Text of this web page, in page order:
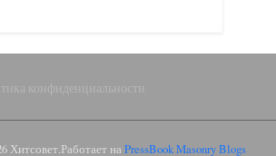
конфиденциальности
Хитсовет. Работает на PressBook Masonry Blogs